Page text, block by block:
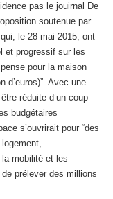
pas le jouirnal De
soutenue par
le 28 mai 2015, ont
et progressif sur les
pour la maison
d’euros)”. Avec une
réduite d’un coup
budgétaires
s’ouvrirait pour “des
la mobilité et les
prélever des millions